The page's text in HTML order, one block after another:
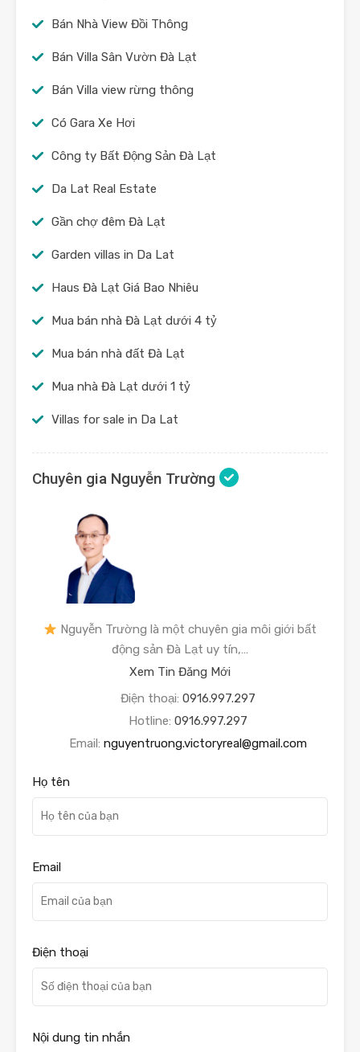
Bán Nhà View Đồi Thông
Bán Villa Sân Vườn Đà Lạt
Bán Villa view rừng thông
Có Gara Xe Hơi
Công ty Bất Động Sản Đà Lạt
Da Lat Real Estate
Gần chợ đêm Đà Lạt
Garden villas in Da Lat
Haus Đà Lạt Giá Bao Nhiêu
Mua bán nhà Đà Lạt dưới 4 tỷ
Mua bán nhà đất Đà Lạt
Mua nhà Đà Lạt dưới 1 tỷ
Villas for sale in Da Lat
Chuyên gia Nguyễn Trường
Nguyễn Trường là một chuyên gia môi giới bất
động sản Đà Lạt uy tín,…
Xem Tin Đăng Mới
Điện thoại: 0916.997.297
Hotline: 0916.997.297
Email: nguyentruong.victoryreal@gmail.com
Họ tên
Email
Điện thoại
Nội dung tin nhắn